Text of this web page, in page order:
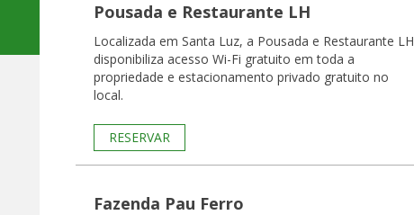
Pousada e Restaurante LH
Localizada em Santa Luz, a Pousada e Restaurante LH
disponibiliza acesso Wi-Fi gratuito em toda a
propriedade e estacionamento privado gratuito no
local.
RESERVAR
Fazenda Pau Ferro